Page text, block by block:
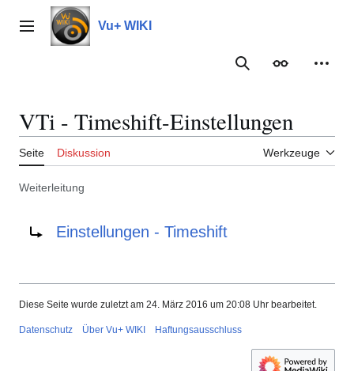
Inhalt
springenHauptmenü Vu+ WIKI
Suche
VTi - Timeshift-Einstellungen
Seite Diskussion Werkzeuge
Weiterleitung
Einstellungen - Timeshift
Diese Seite wurde zuletzt am 24. März 2016 um 20:08 Uhr bearbeitet.
Datenschutz Über Vu+ WIKI Haftungsausschluss